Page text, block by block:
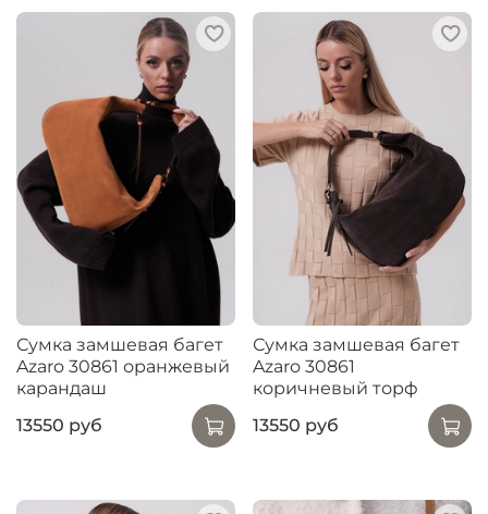
Сумка замшевая багет
Azaro 30861 оранжевый
карандаш
13550 руб
Сумка замшевая багет
Azaro 30861
коричневый торф
13550 руб